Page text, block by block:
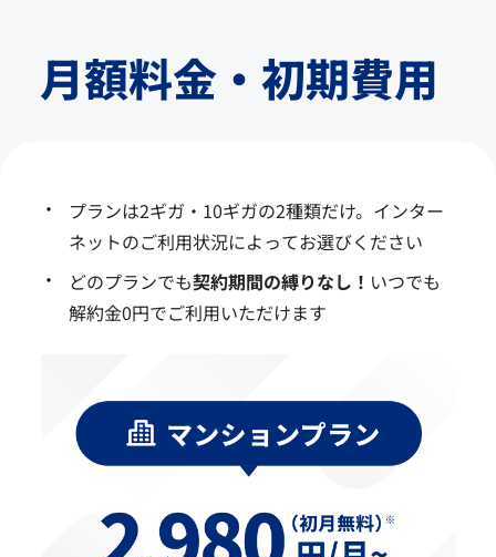
月額料金・初期費用
プランは2ギガ・10ギガの2種類だけ。インター
ネットのご利用状況によってお選びください
どのプランでも契約期間の縛りなし！ いつでも
解約金0円でご利用いただけます